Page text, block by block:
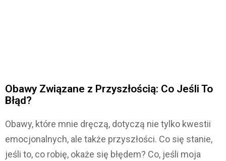
Obawy Związane z Przyszłością: Co Jeśli To
Błąd?
Obawy, które mnie dręczą, dotyczą nie tylko kwestii
emocjonalnych, ale także przyszłości. Co się stanie,
jeśli to, co robię, okaże się błędem? Co, jeśli moja